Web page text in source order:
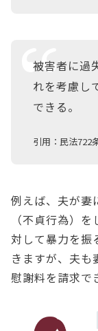
被害者に過
れを考慮し
できる。
引用：民法722
例えば、夫が妻
（不貞行為）
対して暴力を振
きますが、夫も
慰謝料を請求で